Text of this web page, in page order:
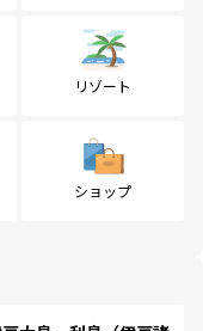
リゾート
ショップ